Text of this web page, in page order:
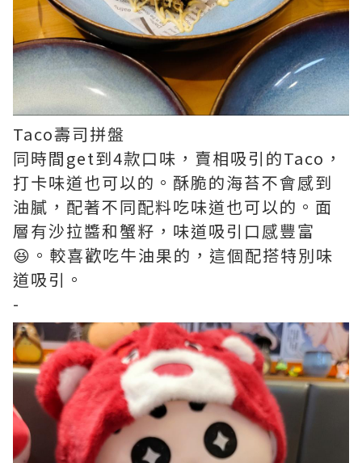
Taco壽司拼盤
同時間get到4款口味，賣相吸引的Taco，
打卡味道也可以的。酥脆的海苔不會感到
油膩，配著不同配料吃味道也可以的。面
層有沙拉醬和蟹籽，味道吸引口感豐富
😆。較喜歡吃牛油果的，這個配搭特別味
道吸引。
-